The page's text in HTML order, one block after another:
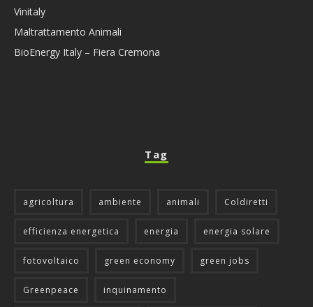
Vinitaly
Maltrattamento Animali
BioEnergy Italy – Fiera Cremona
Tag
agricoltura ambiente animali Coldiretti
efficienza energetica energia energia solare
fotovoltaico green economy green jobs
Greenpeace inquinamento